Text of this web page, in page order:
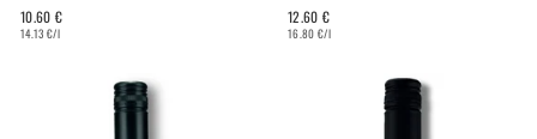
10.60 €
14.13 €/l
12.60 €
16.80 €/l